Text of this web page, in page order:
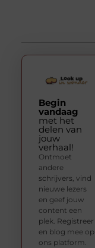
Begin
vandaag
met het
delen van
jouw
verhaal!
Ontmoet
andere
schrijvers, vind
nieuwe lezers
en geef jouw
content een
plek. Registreer
en blog mee op
ons platform.